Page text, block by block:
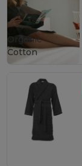
Organic
Cotton